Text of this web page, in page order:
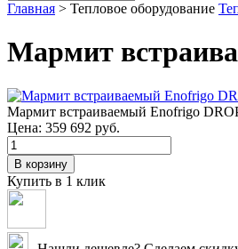
Главная > Тепловое оборудование
Мармит
Мармит встраиваемый Enofrigo
Цена: 359 692 руб.
В корзину
Купить в 1 клик